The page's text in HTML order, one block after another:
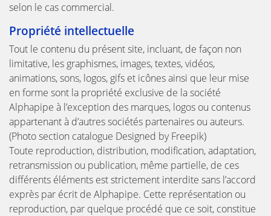
selon le cas commercial.
Propriété intellectuelle
Tout le contenu du présent site, incluant, de façon non
limitative, les graphismes, images, textes, vidéos,
animations, sons, logos, gifs et icônes ainsi que leur mise
en forme sont la propriété exclusive de la société
Alphapipe à l’exception des marques, logos ou contenus
appartenant à d’autres sociétés partenaires ou auteurs.
(Photo section catalogue Designed by Freepik)
Toute reproduction, distribution, modification, adaptation,
retransmission ou publication, même partielle, de ces
différents éléments est strictement interdite sans l’accord
exprès par écrit de Alphapipe. Cette représentation ou
reproduction, par quelque procédé que ce soit, constitue